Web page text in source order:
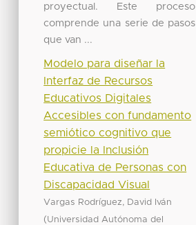
proyectual. Este proceso
comprende una serie de pasos
que van ...
Modelo para diseñar la
Interfaz de Recursos
Educativos Digitales
Accesibles con fundamento
semiótico cognitivo que
propicie la Inclusión
Educativa de Personas con
Discapacidad Visual
Vargas Rodríguez, David Iván
(Universidad Autónoma del